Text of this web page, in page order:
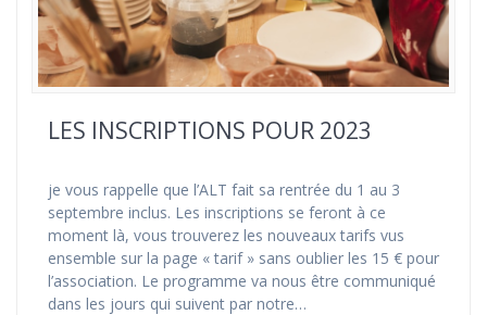
LES INSCRIPTIONS POUR 2023
je vous rappelle que l’ALT fait sa rentrée du 1 au 3
septembre inclus. Les inscriptions se feront à ce
moment là, vous trouverez les nouveaux tarifs vus
ensemble sur la page « tarif » sans oublier les 15 € pour
l’association. Le programme va nous être communiqué
dans les jours qui suivent par notre…